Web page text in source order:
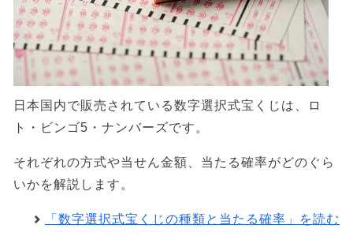
日本国内で販売されている数字選択式宝くじは、ロ
ト・ビンゴ5・ナンバーズです。
それぞれの方式や当せん金額、当たる確率がどのぐら
いかを解説します。
「数字選択式宝くじの種類と当たる確率」を読む